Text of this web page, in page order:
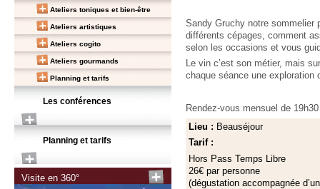
Ateliers toniques et bien-être
Ateliers artistiques
Ateliers cogito
Ateliers gourmands
Planning et tarifs
Les conférences
Planning et tarifs
Visite en 360°
Sandy Gruchy notre sommelier
différents cépages, comment
selon les occasions et vous
Le vin c’est son métier, mais
chaque séance une exploration
Rendez-vous mensuel de
Lieu : Beauséjour
Tarif :
Hors Pass Temps Libre
26€ par personne
(dégustation accompagnée